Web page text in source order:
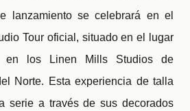
lanzamiento se celebrará en el
Tour oficial, situado en el lugar
en los Linen Mills Studios de
Norte. Esta experiencia de talla
serie a través de sus decorados